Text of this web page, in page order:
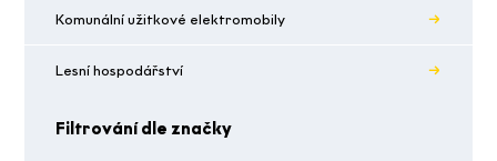
Komunální užitkové elektromobily
Lesní hospodářství
Filtrování dle značky